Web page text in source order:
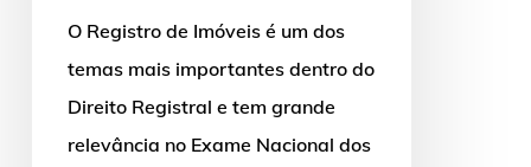
O Registro de Imóveis é um dos
temas mais importantes dentro do
Direito Registral e tem grande
relevância no Exame Nacional dos